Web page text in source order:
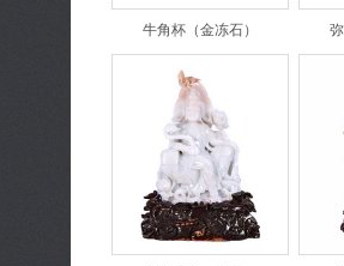
牛角杯（金冻石）